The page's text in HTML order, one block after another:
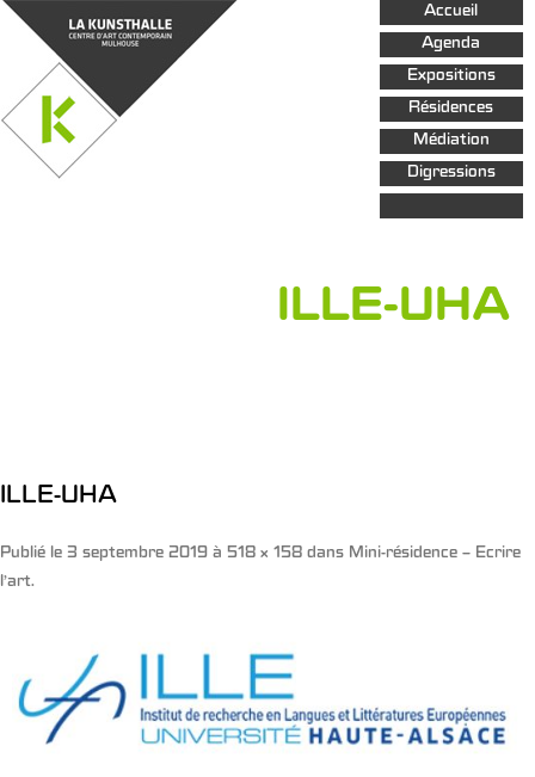
Aller au
contenu
principal
Accueil
Agenda
Expositions
Résidences
Médiation
Digressions
ILLE-UHA
ILLE-UHA
Publié le 3 septembre 2019 à 518 × 158 dans Mini-résidence – Ecrire
l’art.